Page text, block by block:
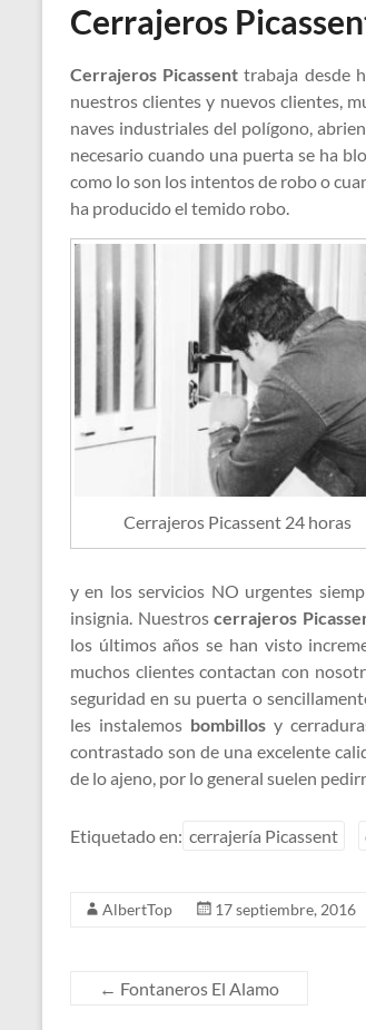
Cerrajeros
Cerrajeros Picassent trabaja desde
nuestros clientes y nuevos clientes,
naves industriales del polígono,
necesario cuando una puerta se ha
como lo son los intentos de robo o
ha producido el temido robo.
Cerrajeros Picassent 24 horas
y en los servicios NO urgentes
insignia. Nuestroscerrajeros
los últimos años se han visto
muchos clientes contactan con
seguridad en su puerta o
les instalemos bombillosy
contrastado son de una excelente
de lo ajeno, por lo general suelen
Etiquetado en: cerrajería Picassent
AlbertTop 17 septiembre, 2016
← Fontaneros El Alamo